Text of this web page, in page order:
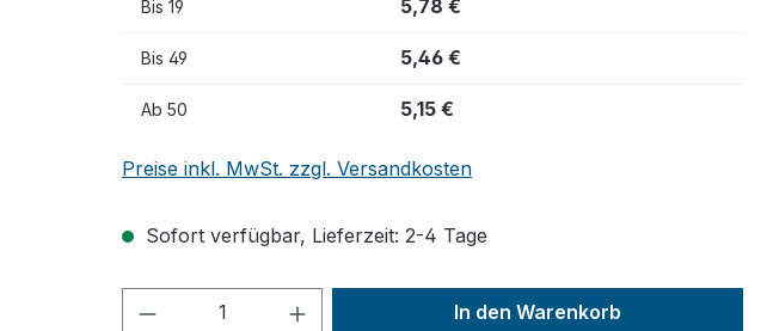
Bis 19 5,78 €
Bis 49 5,46 €
Ab 50 5,15 €
Preise inkl. MwSt. zzgl. Versandkosten
Sofort verfügbar, Lieferzeit: 2-4 Tage
Produkt Anzahl: Gib den gewünschten Wert
In den Warenkorb